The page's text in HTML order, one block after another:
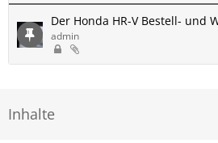
Der Honda HR-V Bestell- und
admin
Inhalte